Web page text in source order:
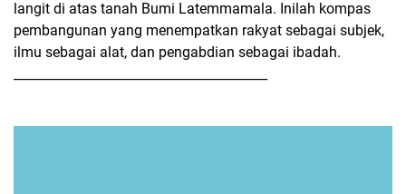
langit di atas tanah Bumi Latemmamala. Inilah kompas
pembangunan yang menempatkan rakyat sebagai subjek,
ilmu sebagai alat, dan pengabdian sebagai ibadah.